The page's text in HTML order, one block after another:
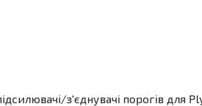
з'єднувачі порогів для